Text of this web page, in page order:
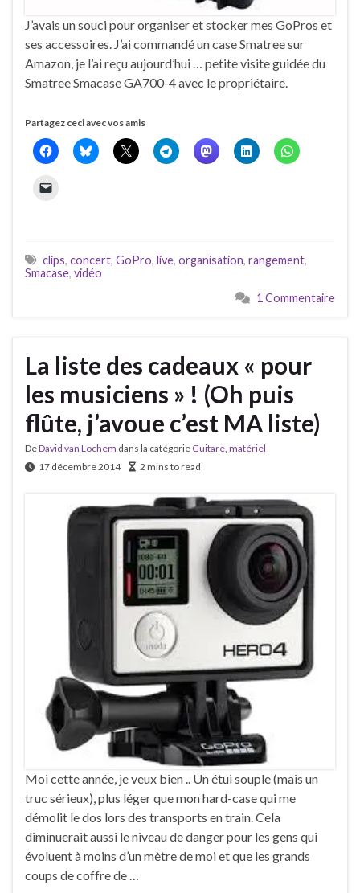
J’avais un souci pour organiser et stocker mes GoPros et
ses accessoires. J’ai commandé un case Smatree sur
Amazon, je l’ai reçu aujourd’hui … petite visite guidée du
Smatree Smacase GA700-4 avec le propriétaire.
Partagez ceci avec vos amis
clips, concert, GoPro, live, organisation, rangement,
Smacase, vidéo
1 Commentaire
La liste des cadeaux « pour
les musiciens » ! (Oh puis
flûte, j’avoue c’est MA liste)
DeDavid van Lochem dans la catégorie Guitare, matériel
17 décembre 2014
2 mins to read
Moi cette année, je veux bien .. Un étui souple (mais un
truc sérieux), plus léger que mon hard-case qui me
démolit le dos lors des transports en train. Cela
diminuerait aussi le niveau de danger pour les gens qui
évoluent à moins d’un mètre de moi et que les grands
coups de coffre de …